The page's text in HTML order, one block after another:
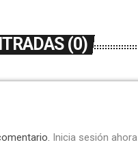
(0)
Inicia sesión ahora